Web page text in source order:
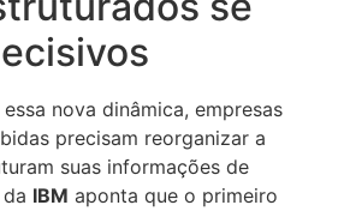
nova dinâmica, empresas
precisam reorganizar a
suas informações de
IBM aponta que o primeiro